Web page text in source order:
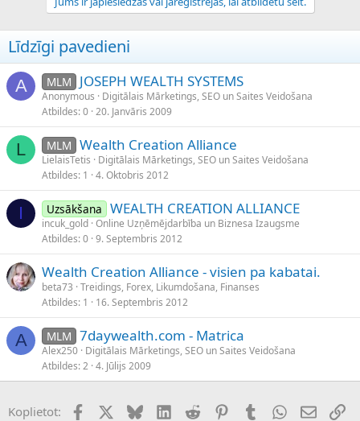
Līdzīgi pavedieni
A MLM JOSEPH WEALTH SYSTEMS
Anonymous
Digitālais Mārketings, SEO un Saites Veidošana
Atbildes 0 20. Janvāris 2009
L MLM Wealth Creation Alliance
LielaisTetis
Digitālais Mārketings, SEO un Saites Veidošana
Atbildes 1 4. Oktobris 2012
I Uzsākšana WEALTH CREATION ALLIANCE
incuk_gold Online Uzņēmējdarbība un Biznesa Izaugsme
Atbildes 0 9. Septembris 2012
Wealth Creation Alliance - visien pa kabatai.
beta73 Treidings, Forex, Likumdošana, Finanses
Atbildes 1 16. Septembris 2012
A MLM 7daywealth.com - Matrica
Alex250 Digitālais Mārketings, SEO un Saites Veidošana
Atbildes 2 4. Jūlijs 2009
Koplietot: FacebookX (Twitter)
BlueskyLinkedInReddit PinterestTumblrWhatsApp
E-pasts